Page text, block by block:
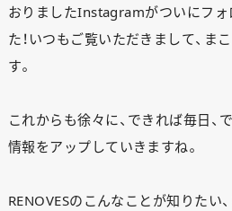
おりましたInstagramがついにフ
た！いつもご覧いただきまして、ま
す。
これからも徐々に、できれば毎日、
情報をアップしていきますね。
RENOVESのこんなことが知りたい